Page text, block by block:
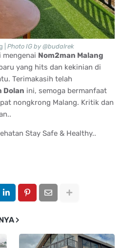
Photo IG by @budalrek
mengenai Nom2man Malang
yang hits dan kekinian di
Terimakasih telah
Dolan ini, semoga bermanfaat
nongkrong Malang. Kritik dan
Stay Safe & Healthy..